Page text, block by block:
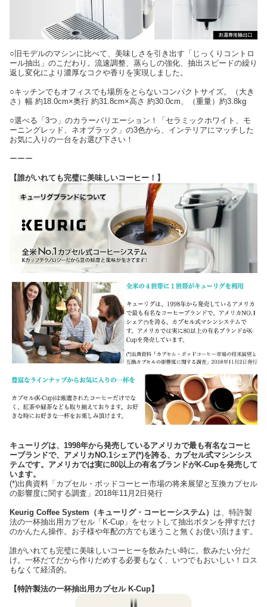
○旧モデルのマシンに比べて、美味しさを引き出す「じっくりコントロ
ール抽出」のこだわり。流速調整、蒸らしの強化、抽出スピードの繰り
返し変化により濃厚なコクや香りを実現しました。
○キッチンでもオフィスでも場所をとらないコンパクトサイズ。（大き
さ）幅 約18.0cm×奥行 約31.8cm×高さ 約30.0cm、（重量）約3.8kg
○選べる「3つ」のカラーバリエーション！「セラミックホワイト、モ
ーニングレッド、ネオブラック」の3色から、インテリアにマッチした
お気に入りの一台をお選び下さい！
ーーー
【誰がいれても完璧に美味しいコーヒー！】
キューリグは、1998年から発売しているアメリカで最も有名なコーヒ
ーブランドで、アメリカNO.1シェア(*)を誇る、カプセル式マシンシス
テムです。アメリカでは実に80以上の有名ブランドがK-Cupを発売して
います。
(*)出典資料「カプセル・ポッドコーヒー市場の将来展望と互換カプセル
の影響度に関する調査」2018年11月2日発行
Keurig Coffee System（キューリグ・コーヒーシステム） は、特許製
法の一杯抽出用カプセル「K-Cup」をセットして抽出ボタンを押すだけ
のかんたん操作。お子様や年配の方でも迷うこと無くお使い頂けます。
誰がいれても完璧に美味しいコーヒーを飲みたい時に。飲みたい分だ
け。一杯だてだから作りだめする必要もなく、いつでもおいしい！ロス
もなくて経済的。
【特許製法の一杯抽出用カプセル K-Cup】